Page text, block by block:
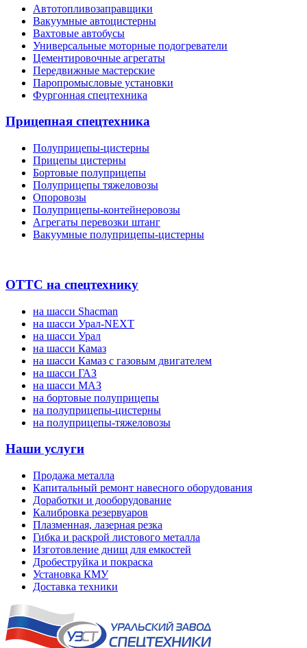
Автотопливозаправщики
Вакуумные автоцистерны
Вахтовые автобусы
Универсальные моторные подогреватели
Цементировочные агрегаты
Передвижные мастерские
Паропромысловые установки
Фургонная спецтехника
Прицепная спецтехника
Полуприцепы-цистерны
Прицепы цистерны
Бортовые полуприцепы
Полуприцепы тяжеловозы
Опоровозы
Полуприцепы-контейнеровозы
Агрегаты перевозки штанг
Вакуумные полуприцепы-цистерны
ОТТС на спецтехнику
на шасси Shacman
на шасси Урал-NEXT
на шасси Урал
на шасси Камаз
на шасси Камаз с газовым двигателем
на шасси ГАЗ
на шасси МАЗ
на бортовые полуприцепы
на полуприцепы-цистерны
на полуприцепы-тяжеловозы
Наши услуги
Продажа металла
Капитальный ремонт навесного оборудования
Доработки и дооборудование
Калибровка резервуаров
Плазменная, лазерная резка
Гибка и раскрой листового металла
Изготовление днищ для емкостей
Дробеструйка и покраска
Установка КМУ
Доставка техники